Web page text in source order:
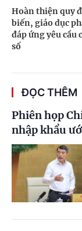
Hoàn thiện quy
biến, giáo dục
đáp ứng yêu cầu
số
ĐỌC THÊM
Phiên họp
nhập khẩu